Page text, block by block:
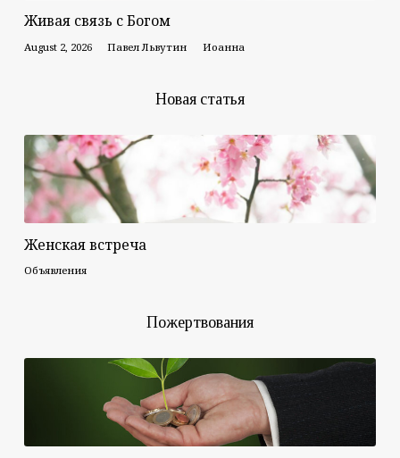
Живая связь с Богом
August 2, 2026 Павел Львутин Иоанна
Новая статья
Женская встреча
Объявления
Пожертвования